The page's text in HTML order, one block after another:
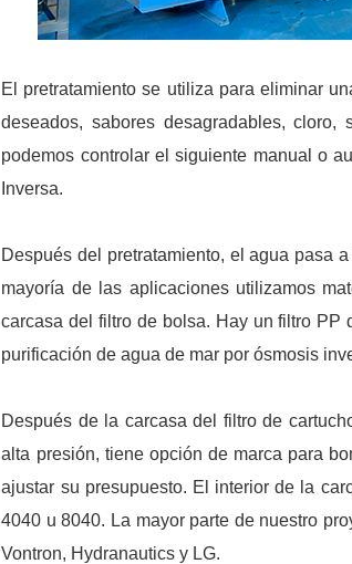
El pretratamiento se utiliza para eliminar
deseados, sabores desagradables, cloro,
podemos controlar el siguiente manual o
Inversa.
Después del pretratamiento, el agua pasa
mayoría de las aplicaciones utilizamos
carcasa del filtro de bolsa. Hay un filtro
purificación de agua de mar por ósmosis
Después de la carcasa del filtro de
alta presión, tiene opción de marca para
ajustar su presupuesto. El interior de la
4040 u 8040. La mayor parte de nuestro
Vontron, Hydranautics y LG.